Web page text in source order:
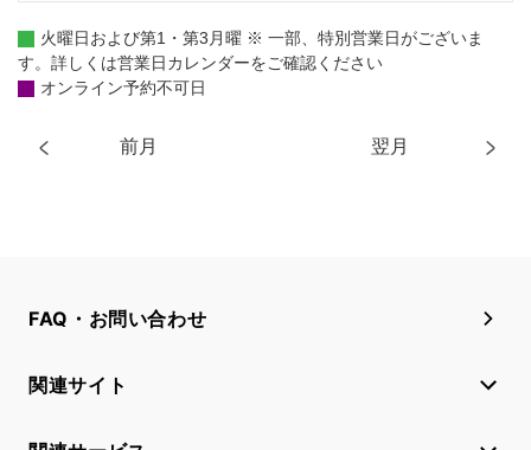
前月 翌月
火曜日および第1・第3月曜 ※ 一部、特別営業日がございま
す。詳しくは営業日カレンダーをご確認ください
オンライン予約不可日
FAQ・お問い合わせ
関連サイト